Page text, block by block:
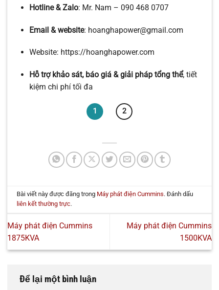
Hotline & Zalo: Mr. Nam – 090 468 0707
Email & website: hoanghapower@gmail.com
Website: https://hoanghapower.com
Hỗ trợ khảo sát, báo giá & giải pháp tổng thể, tiết
kiệm chi phí tối đa
1 2
Bài viết này được đăng trong Máy phát điện Cummins. Đánh dấu
liên kết thường trực.
Máy phát điện Cummins
1875KVA
Máy phát điện Cummins
1500KVA
Để lại một bình luận